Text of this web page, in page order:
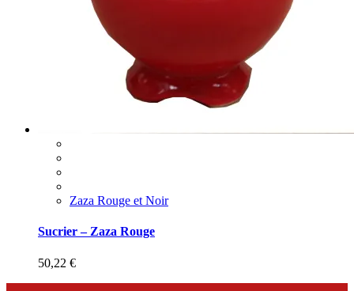
Zaza Rouge et Noir
Sucrier – Zaza Rouge
50,22 €